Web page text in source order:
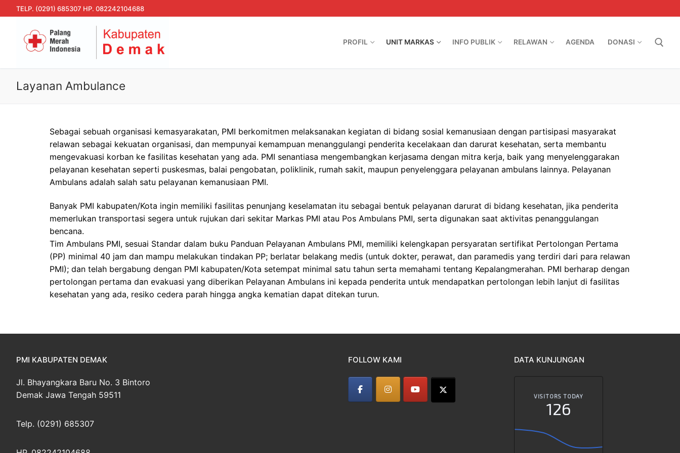
to
TELP. (0291) 685307 HP. 082242104688
PROFIL UNIT MARKAS INFO PUBLIK RELAWAN AGENDA DONASI
Layanan Ambulance
Sebagai sebuah organisasi kemasyarakatan, PMI berkomitmen melaksanakan kegiatan di bidang sosial kemanusiaan dengan partisipasi masyarakat
relawan sebagai kekuatan organisasi, dan mempunyai kemampuan menanggulangi penderita kecelakaan dan darurat kesehatan, serta membantu
mengevakuasi korban ke fasilitas kesehatan yang ada. PMI senantiasa mengembangkan kerjasama dengan mitra kerja, baik yang menyelenggarakan
pelayanan kesehatan seperti puskesmas, balai pengobatan, poliklinik, rumah sakit, maupun penyelenggara pelayanan ambulans lainnya. Pelayanan
Ambulans adalah salah satu pelayanan kemanusiaan PMI.
Banyak PMI kabupaten/Kota ingin memiliki fasilitas penunjang keselamatan itu sebagai bentuk pelayanan darurat di bidang kesehatan, jika penderita
memerlukan transportasi segera untuk rujukan dari sekitar Markas PMI atau Pos Ambulans PMI, serta digunakan saat aktivitas penanggulangan
bencana.
Tim Ambulans PMI, sesuai Standar dalam buku Panduan Pelayanan Ambulans PMI, memiliki kelengkapan persyaratan sertifikat Pertolongan Pertama
(PP) minimal 40 jam dan mampu melakukan tindakan PP; berlatar belakang medis (untuk dokter, perawat, dan paramedis yang terdiri dari para relawan
PMI); dan telah bergabung dengan PMI kabupaten/Kota setempat minimal satu tahun serta memahami tentang Kepalangmerahan. PMI berharap dengan
pertolongan pertama dan evakuasi yang diberikan Pelayanan Ambulans ini kepada penderita untuk mendapatkan pertolongan lebih lanjut di fasilitas
kesehatan yang ada, resiko cedera parah hingga angka kematian dapat ditekan turun.
PMI KABUPATEN DEMAK
Jl. Bhayangkara Baru No. 3 Bintoro
Demak Jawa Tengah 59511
Telp. (0291) 685307
FOLLOW KAMI DATA KUNJUNGAN
VISITORS TODAY
126